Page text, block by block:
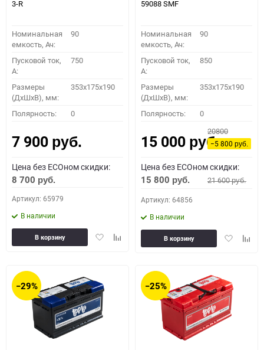
3-R
Номинальная
емкость, Ач:
90
Пусковой ток,
A:
750
Размеры
(ДхШхВ), мм:
353x175x190
Полярность: 0
7 900 руб.
Цена без ECOном скидки:
8 700 руб.
Артикул: 65979
В наличии
ДобавитьДобавить
В корзину
59088 SMF
Номинальная
емкость, Ач:
90
Пусковой ток,
A:
850
Размеры
(ДхШхВ), мм:
353x175x190
Полярность: 0
15 000 руб.
20800
−5 800руб.
Цена без ECOном скидки:
15 800 руб. 21 600руб.
Артикул: 64856
В наличии
Добавить
В корзину
−29% −25%